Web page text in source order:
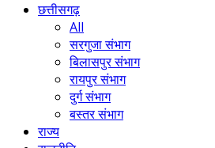
छत्तीसगढ़
All
सरगुजा संभाग
बिलासपुर संभाग
रायपुर संभाग
दुर्ग संभाग
बस्तर संभाग
राज्य